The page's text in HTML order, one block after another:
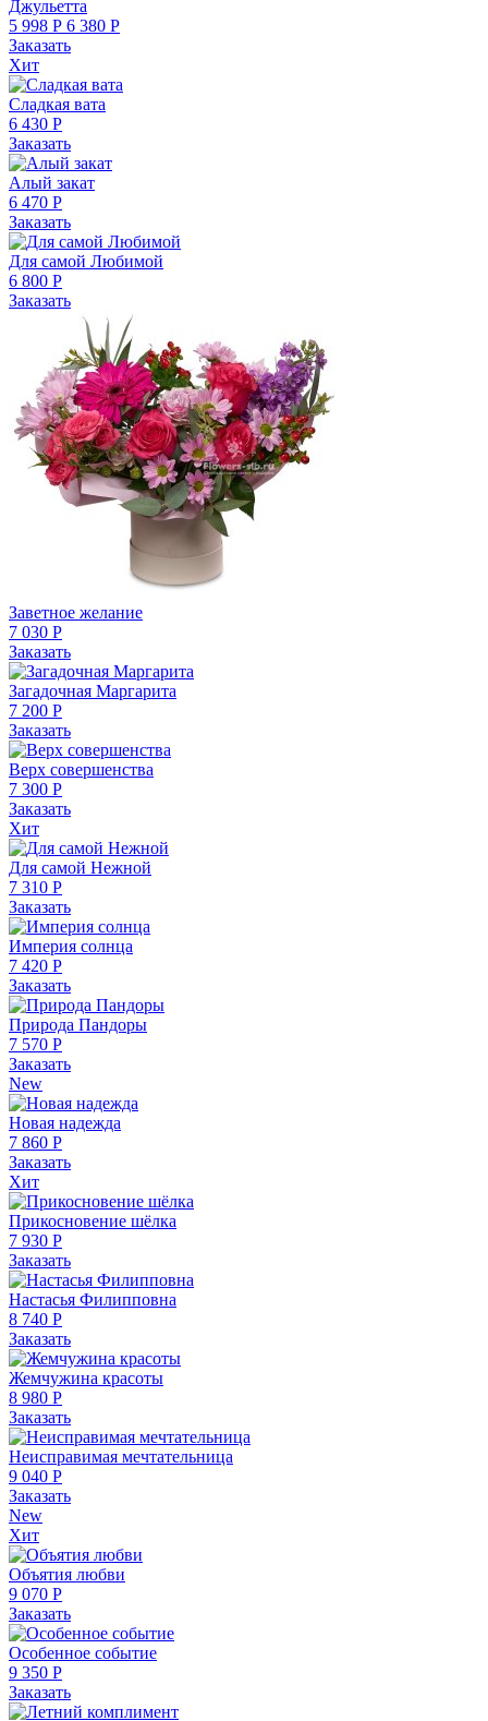
Джульетта
5 998 Р 6 380 Р
Заказать
Хит
Сладкая вата
6 430 Р
Заказать
Алый закат
6 470 Р
Заказать
Для самой Любимой
6 800 Р
Заказать
Заветное желание
7 030 Р
Заказать
Загадочная Маргарита
7 200 Р
Заказать
Верх совершенства
7 300 Р
Заказать
Хит
Для самой Нежной
7 310 Р
Заказать
Империя солнца
7 420 Р
Заказать
Природа Пандоры
7 570 Р
Заказать
New
Новая надежда
7 860 Р
Заказать
Хит
Прикосновение шёлка
7 930 Р
Заказать
Настасья Филипповна
8 740 Р
Заказать
Жемчужина красоты
8 980 Р
Заказать
Неисправимая мечтательница
9 040 Р
Заказать
New
Хит
Объятия любви
9 070 Р
Заказать
Особенное событие
9 350 Р
Заказать